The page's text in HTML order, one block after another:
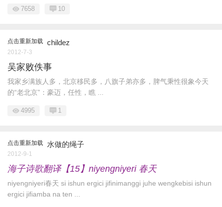
7658 10
点击重新加载 childez
2012-7-3
吴家败佚事
我家乡满族人多，北京移民多，八旗子弟亦多，脾气秉性很象今天
的“老北京”：豪迈，任性，瞧 ...
4995 1
点击重新加载 水做的绳子
2012-9-1
海子诗歌翻译【15】niyengniyeri 春天
niyengniyeri春天 si ishun ergici jifinimanggi juhe wengkebisi ishun
ergici jifiamba na ten ...